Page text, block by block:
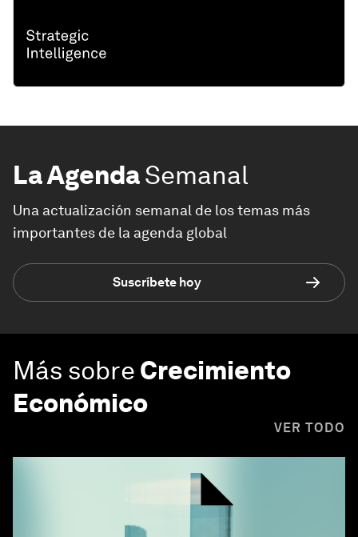
La AgendaSemanal
Una actualización semanal de los temas más
importantes de la agenda global
Suscríbete hoy
Más sobre Crecimiento
Económico
VER TODO